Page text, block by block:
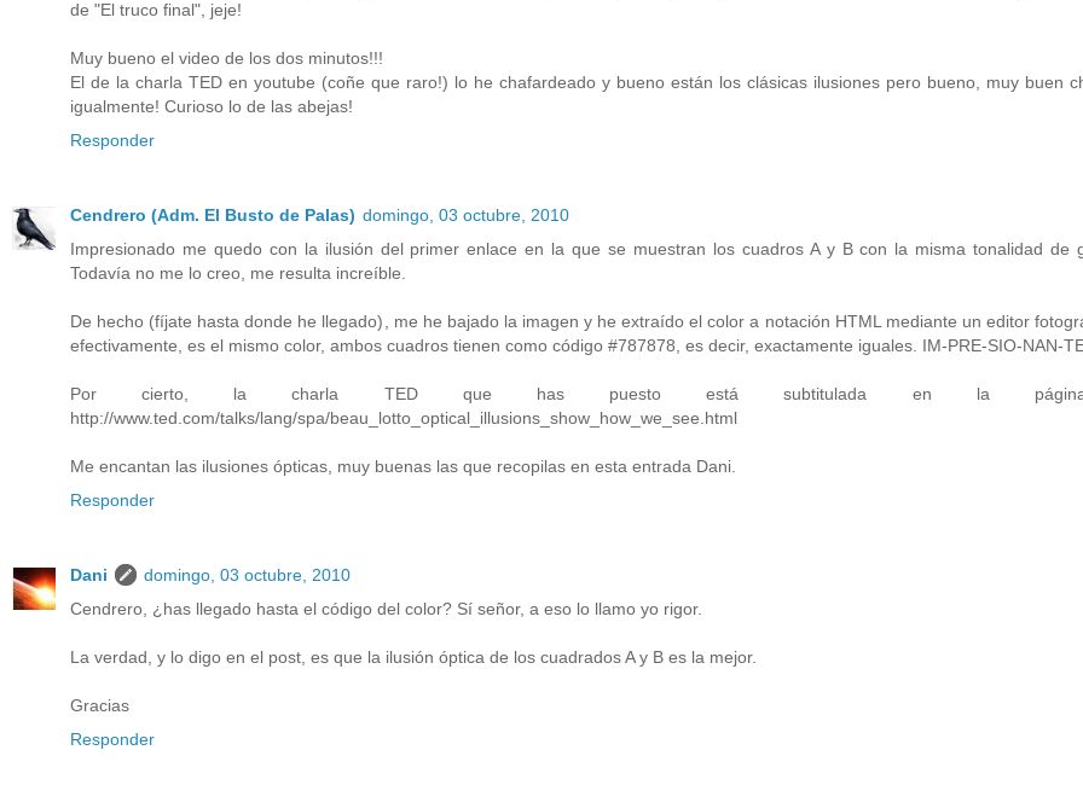
de "El truco final", jeje!
Muy bueno el video de los dos minutos!!!
El de la charla TED en youtube (coñe que raro!) lo he chafardeado y bueno están los clásicas ilusiones pero bueno, muy buen
igualmente! Curioso lo de las abejas!
Responder
Cendrero (Adm. El Busto de Palas) domingo, 03 octubre, 2010
Impresionado me quedo con la ilusión del primer enlace en la que se muestran los cuadros A y B con la misma tonalidad de
Todavía no me lo creo, me resulta increíble.
De hecho (fíjate hasta donde he llegado), me he bajado la imagen y he extraído el color a notación HTML mediante un editor
efectivamente, es el mismo color, ambos cuadros tienen como código #787878, es decir, exactamente iguales. IM-PRE-SIO-NAN-
Por cierto, la charla TED que has puesto está subtitulada en la
http://www.ted.com/talks/lang/spa/beau_lotto_optical_illusions_show_how_we_see.html
Me encantan las ilusiones ópticas, muy buenas las que recopilas en esta entrada Dani.
Responder
Dani
domingo, 03 octubre, 2010
Cendrero, ¿has llegado hasta el código del color? Sí señor, a eso lo llamo yo rigor.
La verdad, y lo digo en el post, es que la ilusión óptica de los cuadrados A y B es la mejor.
Gracias
Responder